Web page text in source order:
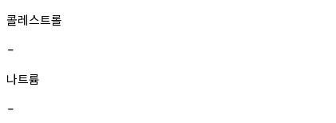
콜레스트롤
-
나트륨
-